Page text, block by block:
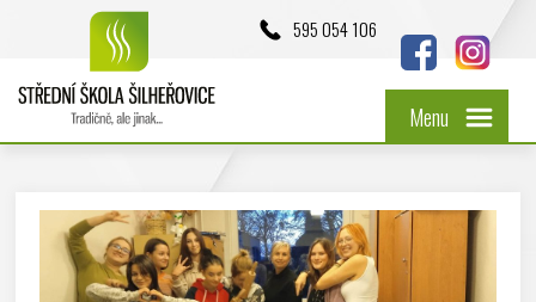
595 054 106
Menu